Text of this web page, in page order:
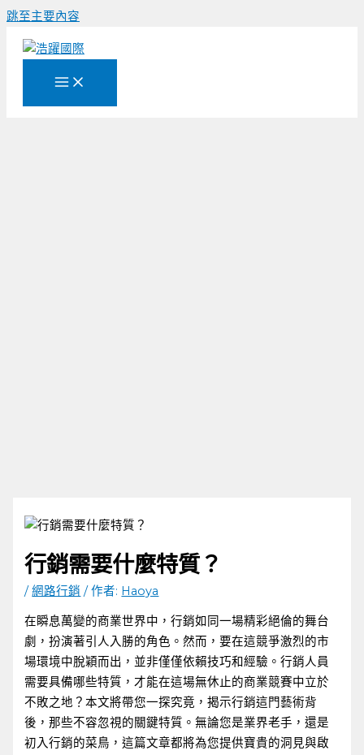
跳至主要內容
行銷需要什麼特質？
/網路行銷 / 作者: Haoya
在瞬息萬變的商業世界中，行銷如同一場精彩絕倫的舞台
劇，扮演著引人入勝的角色。然而，要在這競爭激烈的市
場環境中脫穎而出，並非僅僅依賴技巧和經驗。行銷人員
需要具備哪些特質，才能在這場無休止的商業競賽中立於
不敗之地？本文將帶您一探究竟，揭示行銷這門藝術背
後，那些不容忽視的關鍵特質。無論您是業界老手，還是
初入行銷的菜鳥，這篇文章都將為您提供寶貴的洞見與啟